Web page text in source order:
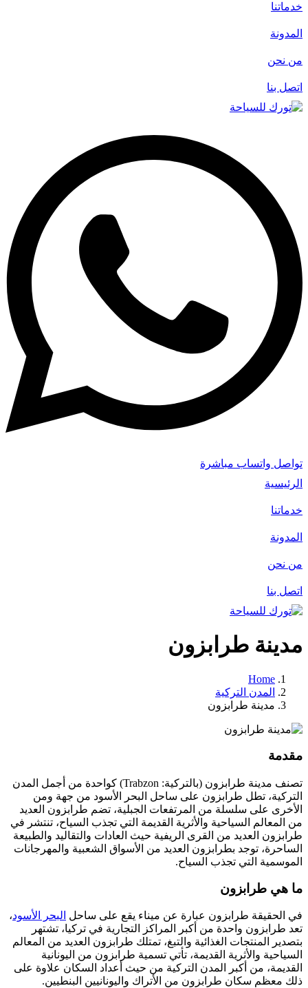
خدماتنا
المدونة
من نحن
اتصل بنا
تواصل واتساب مباشرة
الرئيسية
خدماتنا
المدونة
من نحن
اتصل بنا
مدينة طرابزون
Home
المدن التركية
مدينة طرابزون
مقدمة
تصنف مدينة طرابزون (بالتركية: Trabzon)‏ كواحدة من أجمل المدن
التركية، تطل طرابزون على ساحل البحر الأسود من جهة ومن
الأخرى على سلسلة من المرتفعات الجبلية، تضم طرابزون العديد
من المعالم السياحية والأثرية القديمة التي تجذب السياح، تنتشر في
طرابزون العديد من القرى الريفية حيث العادات والتقاليد والطبيعة
الساحرة، توجد بطرابزون العديد من الأسواق الشعبية والمهرجانات
الموسمية التي تجذب السياح.
ما هي طرابزون
في الحقيقة طرابزون عبارة عن ميناء يقع على ساحل البحر الأسود،
تعد طرابزون واحدة من أكبر المراكز التجارية في تركيا، تشتهر
بتصدير المنتجات الغذائية والتبغ، تمتلك طرابزون العديد من المعالم
السياحية والأثرية القديمة، تأتي تسمية طرابزون من اليونانية
القديمة، من أكبر المدن التركية من حيث أعداد السكان علاوة على
ذلك معظم سكان طرابزون من الأتراك واليونانيين البنطيين.